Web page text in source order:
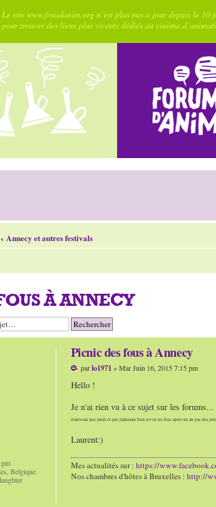
Le site www.fousdanim.org n’est plus mis à jour depuis le
pour trouver des lieux plus vivants dédiés au cinéma
‹ Annecy et autres festivals
À ANNECY
Picnic des fous à Annecy
parlo1971 » Mar Juin 16, 2015 7:15 pm
Hello !
Je n'ai rien vu à ce sujet sur les
n'arriverai que jeudi et que j'aimerais bien revoir les fous après un an pas très
Laurent:)
Mes actualités sur : https://
Nos chambres d'hôtes à Bruxelles : http://
Belgique.